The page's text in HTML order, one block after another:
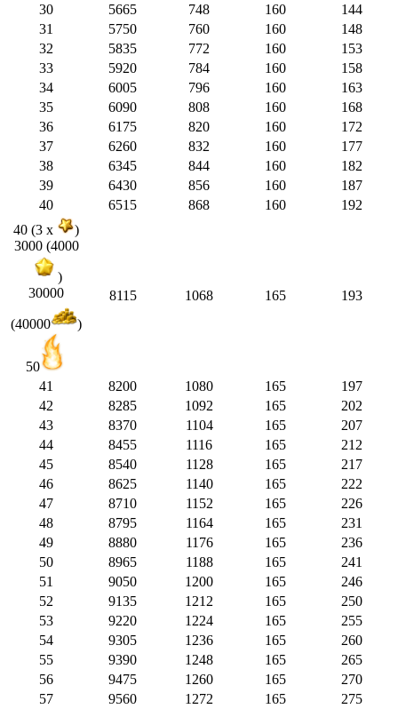
30
5665 748 160
144
31
5750 760 160
148
32
5835 772 160
153
33
5920 784 160
158
34
6005 796 160
163
35
6090 808 160
168
36
6175 820 160
172
37
6260 832 160
177
38
6345 844 160
182
39
6430 856 160
187
40
6515 868 160
192
40 (3 x
)
3000 (4000
)
30000
(40000 )
50
8115 1068 165 193
41 8200 1080 165
197
42
8285 1092 165
202
43
8370 1104 165
207
44
8455 1116 165
212
45
8540 1128 165
217
46
8625 1140 165
222
47
8710 1152 165
226
48
8795 1164 165
231
49
8880 1176 165
236
50
8965 1188 165
241
51
9050 1200 165
246
52
9135 1212 165
250
53
9220 1224 165
255
54
9305 1236 165
260
55
9390 1248 165
265
56
9475 1260 165
270
57
9560 1272 165 275